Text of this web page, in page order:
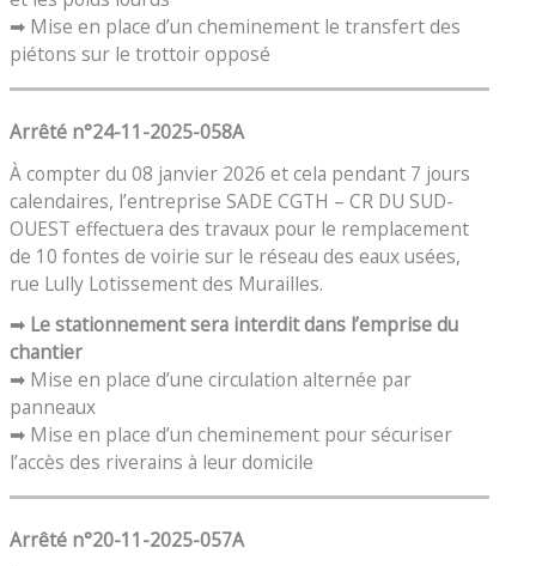
➡ Mise en place d’un cheminement le transfert des
piétons sur le trottoir opposé
Arrêté n°24-11-2025-058A
À compter du 08 janvier 2026 et cela pendant 7 jours
calendaires, l’entreprise SADE CGTH – CR DU SUD-
OUEST effectuera des travaux pour le remplacement
de 10 fontes de voirie sur le réseau des eaux usées,
rue Lully Lotissement des Murailles.
➡ Le stationnement sera interdit dans l’emprise du
chantier
➡ Mise en place d’une circulation alternée par
panneaux
➡ Mise en place d’un cheminement pour sécuriser
l’accès des riverains à leur domicile
Arrêté n°20-11-2025-057A